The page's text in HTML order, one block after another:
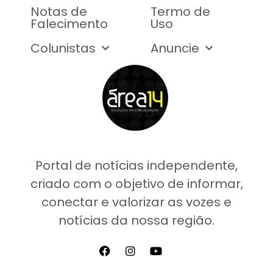
Portal de notícias independente,
criado com o objetivo de informar,
conectar e valorizar as vozes e
notícias da nossa região.
Notas de
Falecimento
Colunistas
Termo de
Uso
Anuncie